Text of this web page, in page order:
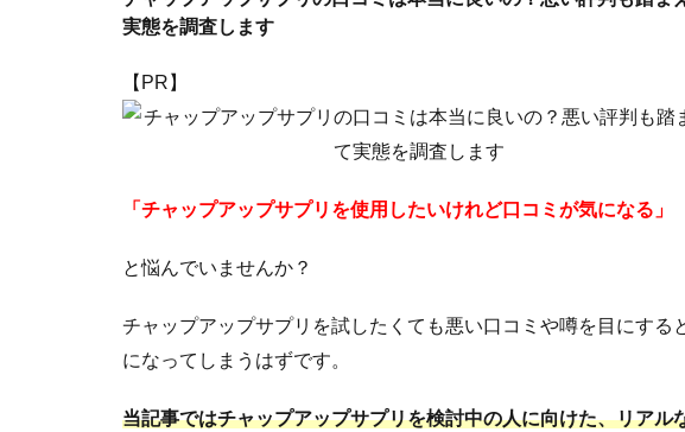
実態を調査します
【PR】
「チャップアップサプリを使用したいけれど口コミが気になる」
と悩んでいませんか？
チャップアップサプリを試したくても悪い口コミや噂を目にする
になってしまうはずです。
当記事ではチャップアップサプリを検討中の人に向けた、リアル